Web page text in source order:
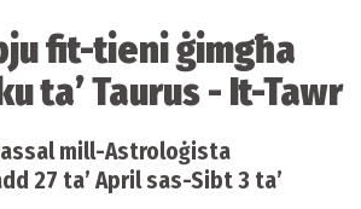
fit-tieni ġimgħa
ta’ Taurus - It-Tawr
mill-Astroloġista
27 ta’ April sas-Sibt 3 ta’